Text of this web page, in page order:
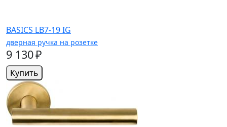
BASICS LB7-19 IG
дверная ручка на розетке
9 130 ₽
Купить